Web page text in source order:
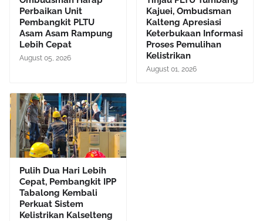
Perbaikan Unit
Pembangkit PLTU
Asam Asam Rampung
Lebih Cepat
August 05, 2026
Kajuei, Ombudsman
Kalteng Apresiasi
Keterbukaan Informasi
Proses Pemulihan
Kelistrikan
August 01, 2026
Pulih Dua Hari Lebih
Cepat, Pembangkit IPP
Tabalong Kembali
Perkuat Sistem
Kelistrikan Kalselteng